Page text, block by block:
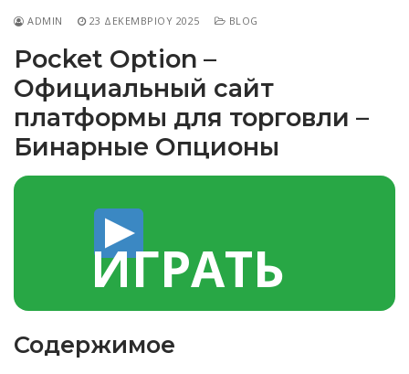
για:
Η Εταιρεία
Επικοινωνία
ADMIN 23 ΔΕΚΕΜΒΡΊΟΥ 2025 BLOG
Pocket Option –
Официальный сайт
платформы для торговли –
Бинарные Опционы
ИГРАТЬ
Содержимое